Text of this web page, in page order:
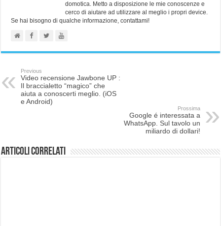
domotica. Metto a disposizione le mie conoscenze e
cerco di aiutare ad utilizzare al meglio i propri device.
Se hai bisogno di qualche informazione, contattami!
Previous
Video recensione Jawbone UP :
Il braccialetto “magico” che
aiuta a conoscerti meglio. (iOS
e Android)
Prossima
Google é interessata a
WhatsApp. Sul tavolo un
miliardo di dollari!
Articoli correlati